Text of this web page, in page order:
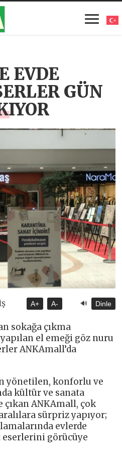
EVDE
GÜN
A+ A- 🔊 Dinle
sokağa çıkma
el emeği göz nuru
ANKAmall’da
yönetilen, konforlu ve
kültür ve sanata
çıkan ANKAmall, çok
sürpriz yapıyor;
evlerde
görücüye